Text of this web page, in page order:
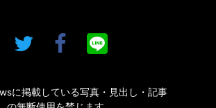
に掲載している写真・見出し・記事